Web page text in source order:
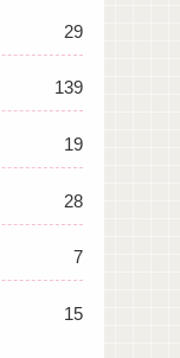
29
139
19
28
7
15